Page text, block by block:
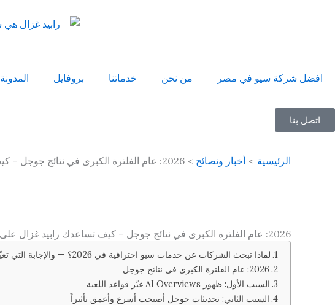
افضل شركة سيو في مصر من نحن خدماتنا بروفايل المدونة
اتصل بنا
الرئيسية أخبار ونصائح 2026: عام الفلترة الكبرى في نتائج جوجل – كيف تساعدك رابيد غزال على البقاء في الصدارة؟
2026: عام الفلترة الكبرى في نتائج جوجل – كيف تساعدك رابيد غزال على البقاء في الصدارة؟
لماذا تبحث الشركات عن خدمات سيو احترافية في 2026؟ — والإجابة التي تغيّر استراتيجيتك كلياً
2026: عام الفلترة الكبرى في نتائج جوجل
السبب الأول: ظهور AI Overviews غيّر قواعد اللعبة
السبب الثاني: تحديثات جوجل أصبحت أسرع وأعمق تأثيراً